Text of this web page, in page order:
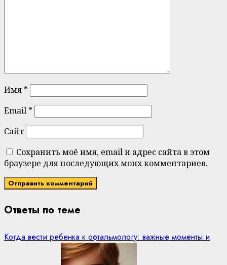
Имя *
Email *
Сайт
Сохранить моё имя, email и адрес сайта в этом
браузере для последующих моих комментариев.
Ответы по теме
Когда вести ребенка к офтальмологу: важные моменты и